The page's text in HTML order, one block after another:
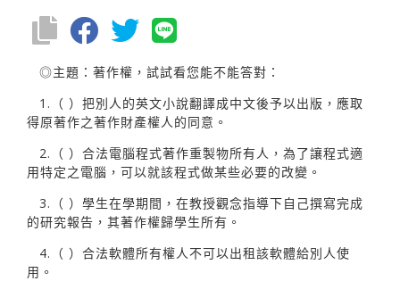
◎主題：著作權，試試看您能不能答對：
1.（ ）把別人的英文小說翻譯成中文後予以出版，應取
得原著作之著作財產權人的同意。
2.（ ）合法電腦程式著作重製物所有人，為了讓程式適
用特定之電腦，可以就該程式做某些必要的改變。
3.（ ）學生在學期間，在教授觀念指導下自己撰寫完成
的研究報告，其著作權歸學生所有。
4.（ ）合法軟體所有權人不可以出租該軟體給別人使
用。